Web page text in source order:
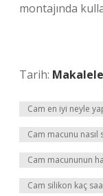
montajında
Tarih:
Cam en iyi neyle
Cam macunu nasıl
Cam macununun
Cam silikon kaç